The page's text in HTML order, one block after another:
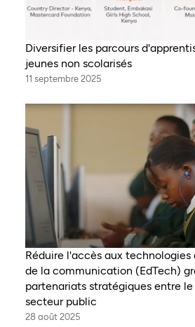
Diversifier les parcours
jeunes non scolarisés
11 septembre 2025
Réduire l'accès aux
de la communication (EdTech)
partenariats stratégiques entre
secteur public
28 août 2025